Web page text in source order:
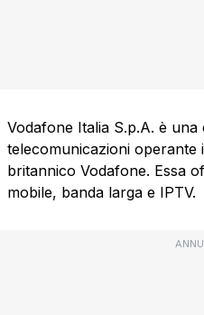
Vodafone Italia S.p.A. è una
telecomunicazioni
britannico Vodafone. Essa
mobile, banda larga e IPTV.